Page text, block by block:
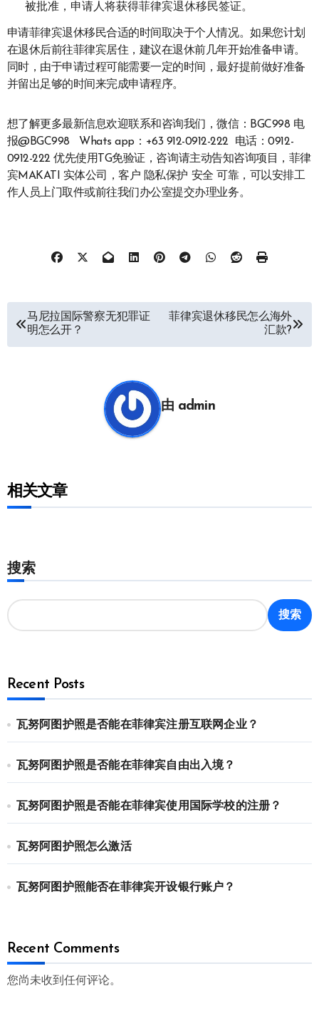
被批准，申请人将获得菲律宾退休移民签证。
申请菲律宾退休移民合适的时间取决于个人情况。如果您计划
在退休后前往菲律宾居住，建议在退休前几年开始准备申请。
同时，由于申请过程可能需要一定的时间，最好提前做好准备
并留出足够的时间来完成申请程序。
想了解更多最新信息欢迎联系和咨询我们，微信：BGC998 电
报@BGC998 Whats app：+63 912-0912-222 电话：0912-
0912-222 优先使用TG免验证，咨询请主动告知咨询项目，菲律
宾MAKATI 实体公司，客户 隐私保护 安全 可靠，可以安排工
作人员上门取件或前往我们办公室提交办理业务。
马尼拉国际警察无犯罪证
明怎么开？
菲律宾退休移民怎么海外
汇款?
由 admin
相关文章
搜索
搜索
Recent Posts
瓦努阿图护照是否能在菲律宾注册互联网企业？
瓦努阿图护照是否能在菲律宾自由出入境？
瓦努阿图护照是否能在菲律宾使用国际学校的注册？
瓦努阿图护照怎么激活
瓦努阿图护照能否在菲律宾开设银行账户？
Recent Comments
您尚未收到任何评论。